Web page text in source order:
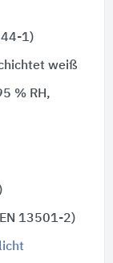
1)
weiß
% RH,
13501-2)